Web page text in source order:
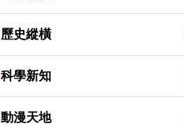
歷史縱橫
科學新知
動漫天地